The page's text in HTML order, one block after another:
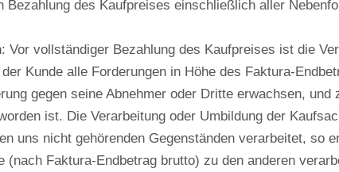
des Kaufpreises einschließlich aller
vollständiger Bezahlung des Kaufpreises ist die
Kunde alle Forderungen in Höhe des Faktura-
gegen seine Abnehmer oder Dritte erwachsen,
ist. Die Verarbeitung oder Umbildung der
uns nicht gehörenden Gegenständen verarbeitet, so
Faktura-Endbetrag brutto) zu den anderen